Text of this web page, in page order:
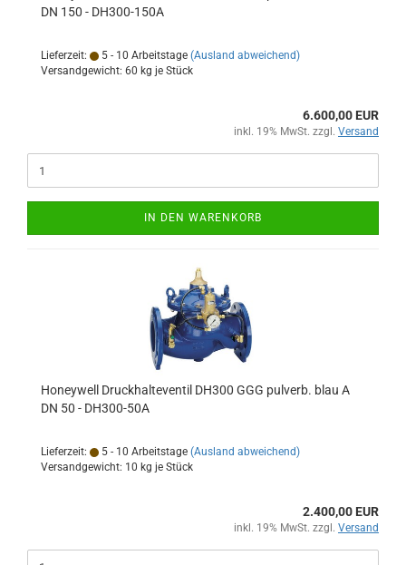
DN 150 - DH300-150A
Lieferzeit: 5 - 10 Arbeitstage (Ausland abweichend)
Versandgewicht: 60 kg je Stück
6.600,00 EUR
inkl. 19% MwSt. zzgl. Versand
IN DEN WARENKORB
Honeywell Druckhalteventil DH300 GGG pulverb. blau A
DN 50 - DH300-50A
Lieferzeit: 5 - 10 Arbeitstage (Ausland abweichend)
Versandgewicht: 10 kg je Stück
2.400,00 EUR
inkl. 19% MwSt. zzgl. Versand